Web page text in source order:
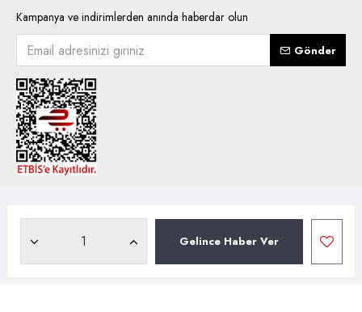
Gelince Haber Ver
Kampanya ve indirimlerden anında haberdar olun
Gönder